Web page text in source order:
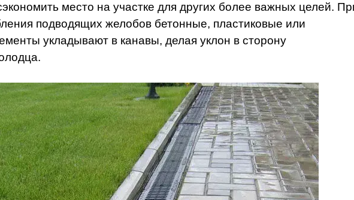
место на участке для других более важных целей.
подводящих желобов бетонные, пластиковые или
укладывают в канавы, делая уклон в сторону